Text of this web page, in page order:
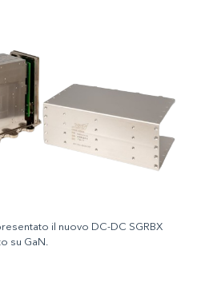
il nuovo DC-DC SGRBX
su GaN.